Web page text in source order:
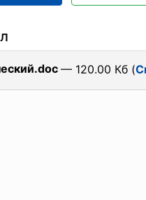
— 120.00 Кб (